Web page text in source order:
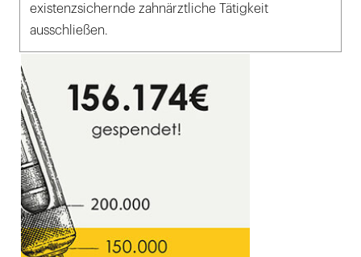
existenzsichernde zahnärztliche Tätigkeit
ausschließen.